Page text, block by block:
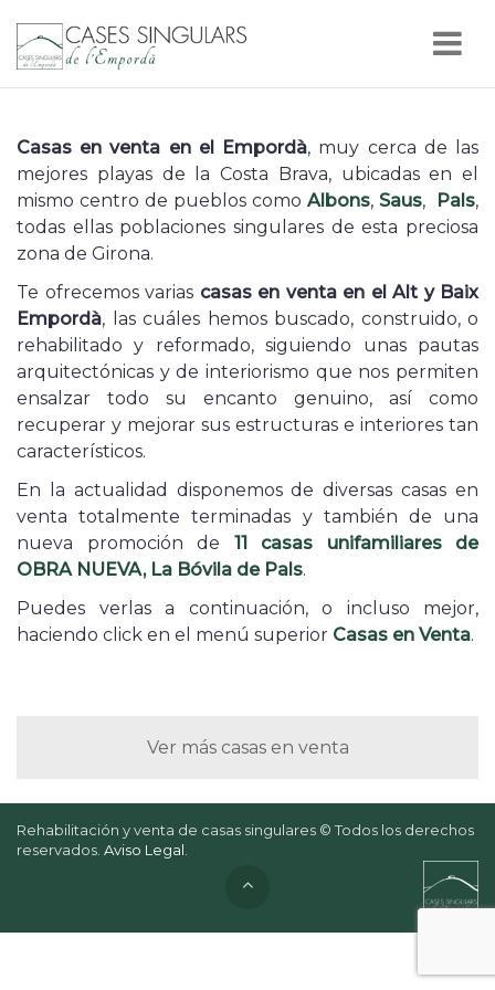
Cases
Singulars
l'Empordà
Casas en venta en el Empordà, muy cerca de las
mejores playas de la Costa Brava, ubicadas en el
mismo centro de pueblos como Albons, Saus, Pals,
todas ellas poblaciones singulares de esta preciosa
zona de Girona.
Te ofrecemos varias casas en venta en el Alt y Baix
Empordà, las cuáles hemos buscado, construido, o
rehabilitado y reformado, siguiendo unas pautas
arquitectónicas y de interiorismo que nos permiten
ensalzar todo su encanto genuino, así como
recuperar y mejorar sus estructuras e interiores tan
característicos.
En la actualidad disponemos de diversas casas en
venta totalmente terminadas y también de una
nueva promoción de 11 casas unifamiliares de
OBRA NUEVA, La Bóvila de Pals.
Puedes verlas a continuación, o incluso mejor,
haciendo click en el menú superior Casas en Venta.
Ver más casas en venta
Rehabilitación y venta de casas singulares © Todos los derechos
reservados. Aviso Legal